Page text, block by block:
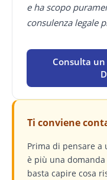
e ha scopo
consulenza legale
Consulta
Ti conviene
Prima di pensare a
è più una
basta capire cosa